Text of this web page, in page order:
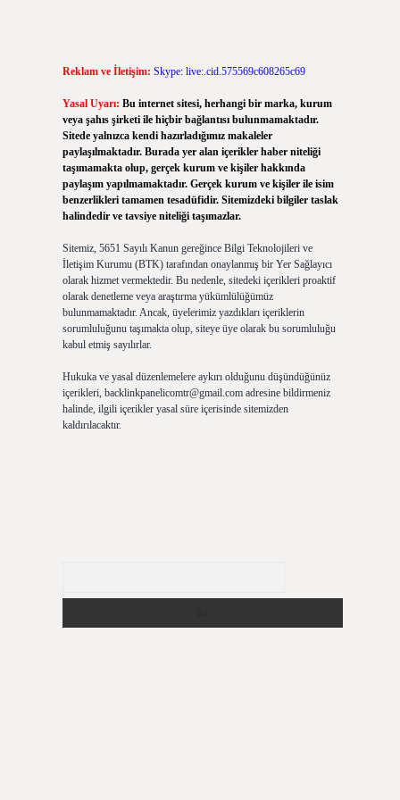
Reklam ve İletişim: Skype: live:.cid.575569c608265c69
Yasal Uyarı: Bu internet sitesi, herhangi bir marka, kurum
veya şahıs şirketi ile hiçbir bağlantısı bulunmamaktadır.
Sitede yalnızca kendi hazırladığımız makaleler
paylaşılmaktadır. Burada yer alan içerikler haber niteliği
taşımamakta olup, gerçek kurum ve kişiler hakkında
paylaşım yapılmamaktadır. Gerçek kurum ve kişiler ile isim
benzerlikleri tamamen tesadüfidir. Sitemizdeki bilgiler taslak
halindedir ve tavsiye niteliği taşımazlar.
Sitemiz, 5651 Sayılı Kanun gereğince Bilgi Teknolojileri ve
İletişim Kurumu (BTK) tarafından onaylanmış bir Yer Sağlayıcı
olarak hizmet vermektedir. Bu nedenle, sitedeki içerikleri proaktif
olarak denetleme veya araştırma yükümlülüğümüz
bulunmamaktadır. Ancak, üyelerimiz yazdıkları içeriklerin
sorumluluğunu taşımakta olup, siteye üye olarak bu sorumluluğu
kabul etmiş sayılırlar.
Hukuka ve yasal düzenlemelere aykırı olduğunu düşündüğünüz
içerikleri, backlinkpanelicomtr@gmail.comadresine bildirmeniz
halinde, ilgili içerikler yasal süre içerisinde sitemizden
kaldırılacaktır.